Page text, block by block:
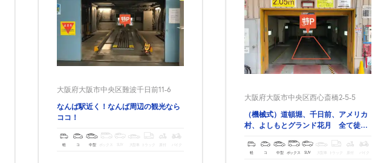
大阪府大阪市中央区難波千日前11-6
なんば駅近く！なんば周辺の観光なら
ココ！
軽 コ 中型 ボックス SUV 大型車 トラック バイク
大阪府大阪市中央区西心斎橋2-5-5
（機械式）道頓堀、千日前、アメリカ
村、よしもとグランド花月 全て徒歩
軽 コ 中型 ボックス SUV 大型車 トラック バイク